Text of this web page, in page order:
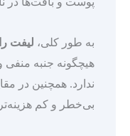
به طور کلی، لیفت
هیچگونه جنبه منفی
ندارد. همچنین در
بی‌خطر و کم